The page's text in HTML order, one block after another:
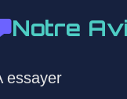
Notre
essayer